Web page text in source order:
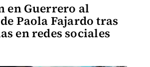
en Guerrero al
Paola Fajardo tras
en redes sociales